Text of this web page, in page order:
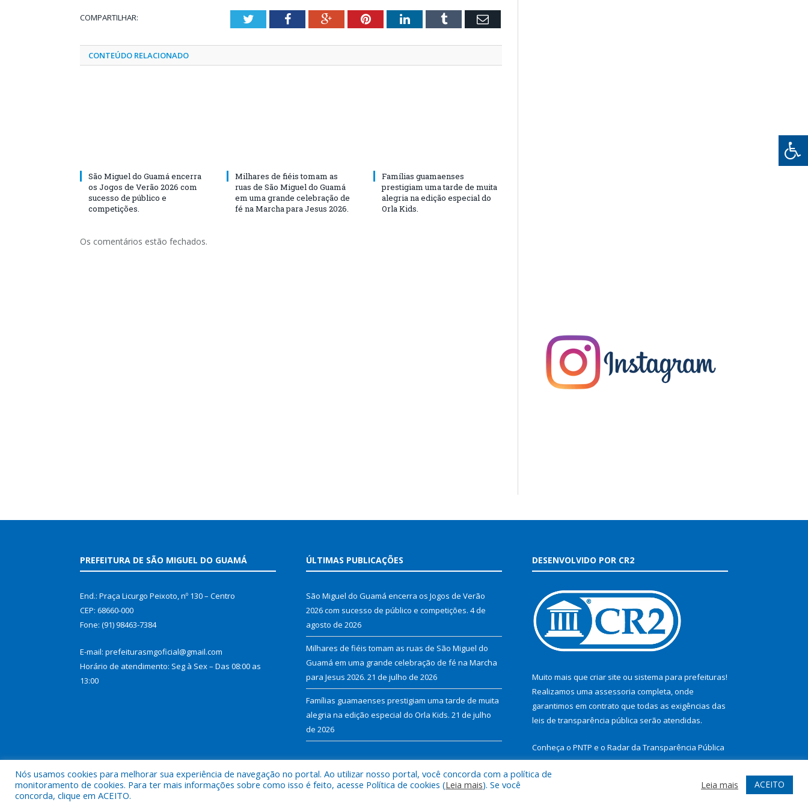
COMPARTILHAR: TwitterFacebookGoogle+PinterestLinkedInTumblr Email
CONTEÚDO RELACIONADO
São Miguel do Guamá encerra
os Jogos de Verão 2026 com
sucesso de público e
competições.
Milhares de fiéis tomam as
ruas de São Miguel do Guamá
em uma grande celebração de
fé na Marcha para Jesus 2026.
Famílias guamaenses
prestigiam uma tarde de muita
alegria na edição especial do
Orla Kids.
Os comentários estão fechados.
PREFEITURA DE SÃO MIGUEL DO GUAMÁ
End.: Praça Licurgo Peixoto, nº 130 – Centro
CEP: 68660-000
Fone: (91) 98463-7384
E-mail: prefeiturasmgoficial@gmail.com
Horário de atendimento: Seg à Sex – Das 08:00 as
13:00
ÚLTIMAS PUBLICAÇÕES
São Miguel do Guamá encerra os Jogos de Verão
2026 com sucesso de público e competições. 4 de
agosto de 2026
Milhares de fiéis tomam as ruas de São Miguel do
Guamá em uma grande celebração de fé na Marcha
para Jesus 2026. 21 de julho de 2026
Famílias guamaenses prestigiam uma tarde de muita
alegria na edição especial do Orla Kids. 21 de julho
de 2026
DESENVOLVIDO POR CR2
Muito mais que criar site ou sistema para prefeituras!
Realizamos uma assessoria completa, onde
garantimos em contrato que todas as exigências das
leis de transparência pública serão atendidas.
Conheça o PNTP e o Radar da Transparência Pública
Nós usamos cookies para melhorar sua experiência de navegação no portal. Ao utilizar nosso portal, você concorda com a política de
monitoramento de cookies. Para ter mais informações sobre como isso é feito, acesse Política de cookies (Leia mais). Se você
concorda, clique em ACEITO.
Leia mais ACEITO